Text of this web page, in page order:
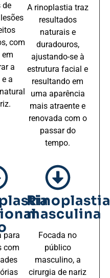
de
com
a
a
A rinoplastia traz
resultados
naturais e
duradouros,
ajustando-se à
estrutura facial e
resultando em
uma aparência
mais atraente e
renovada com o
passar do
tempo.
para
com
Rinoplastia
masculina
Focada no
público
masculino, a
cirurgia de nariz